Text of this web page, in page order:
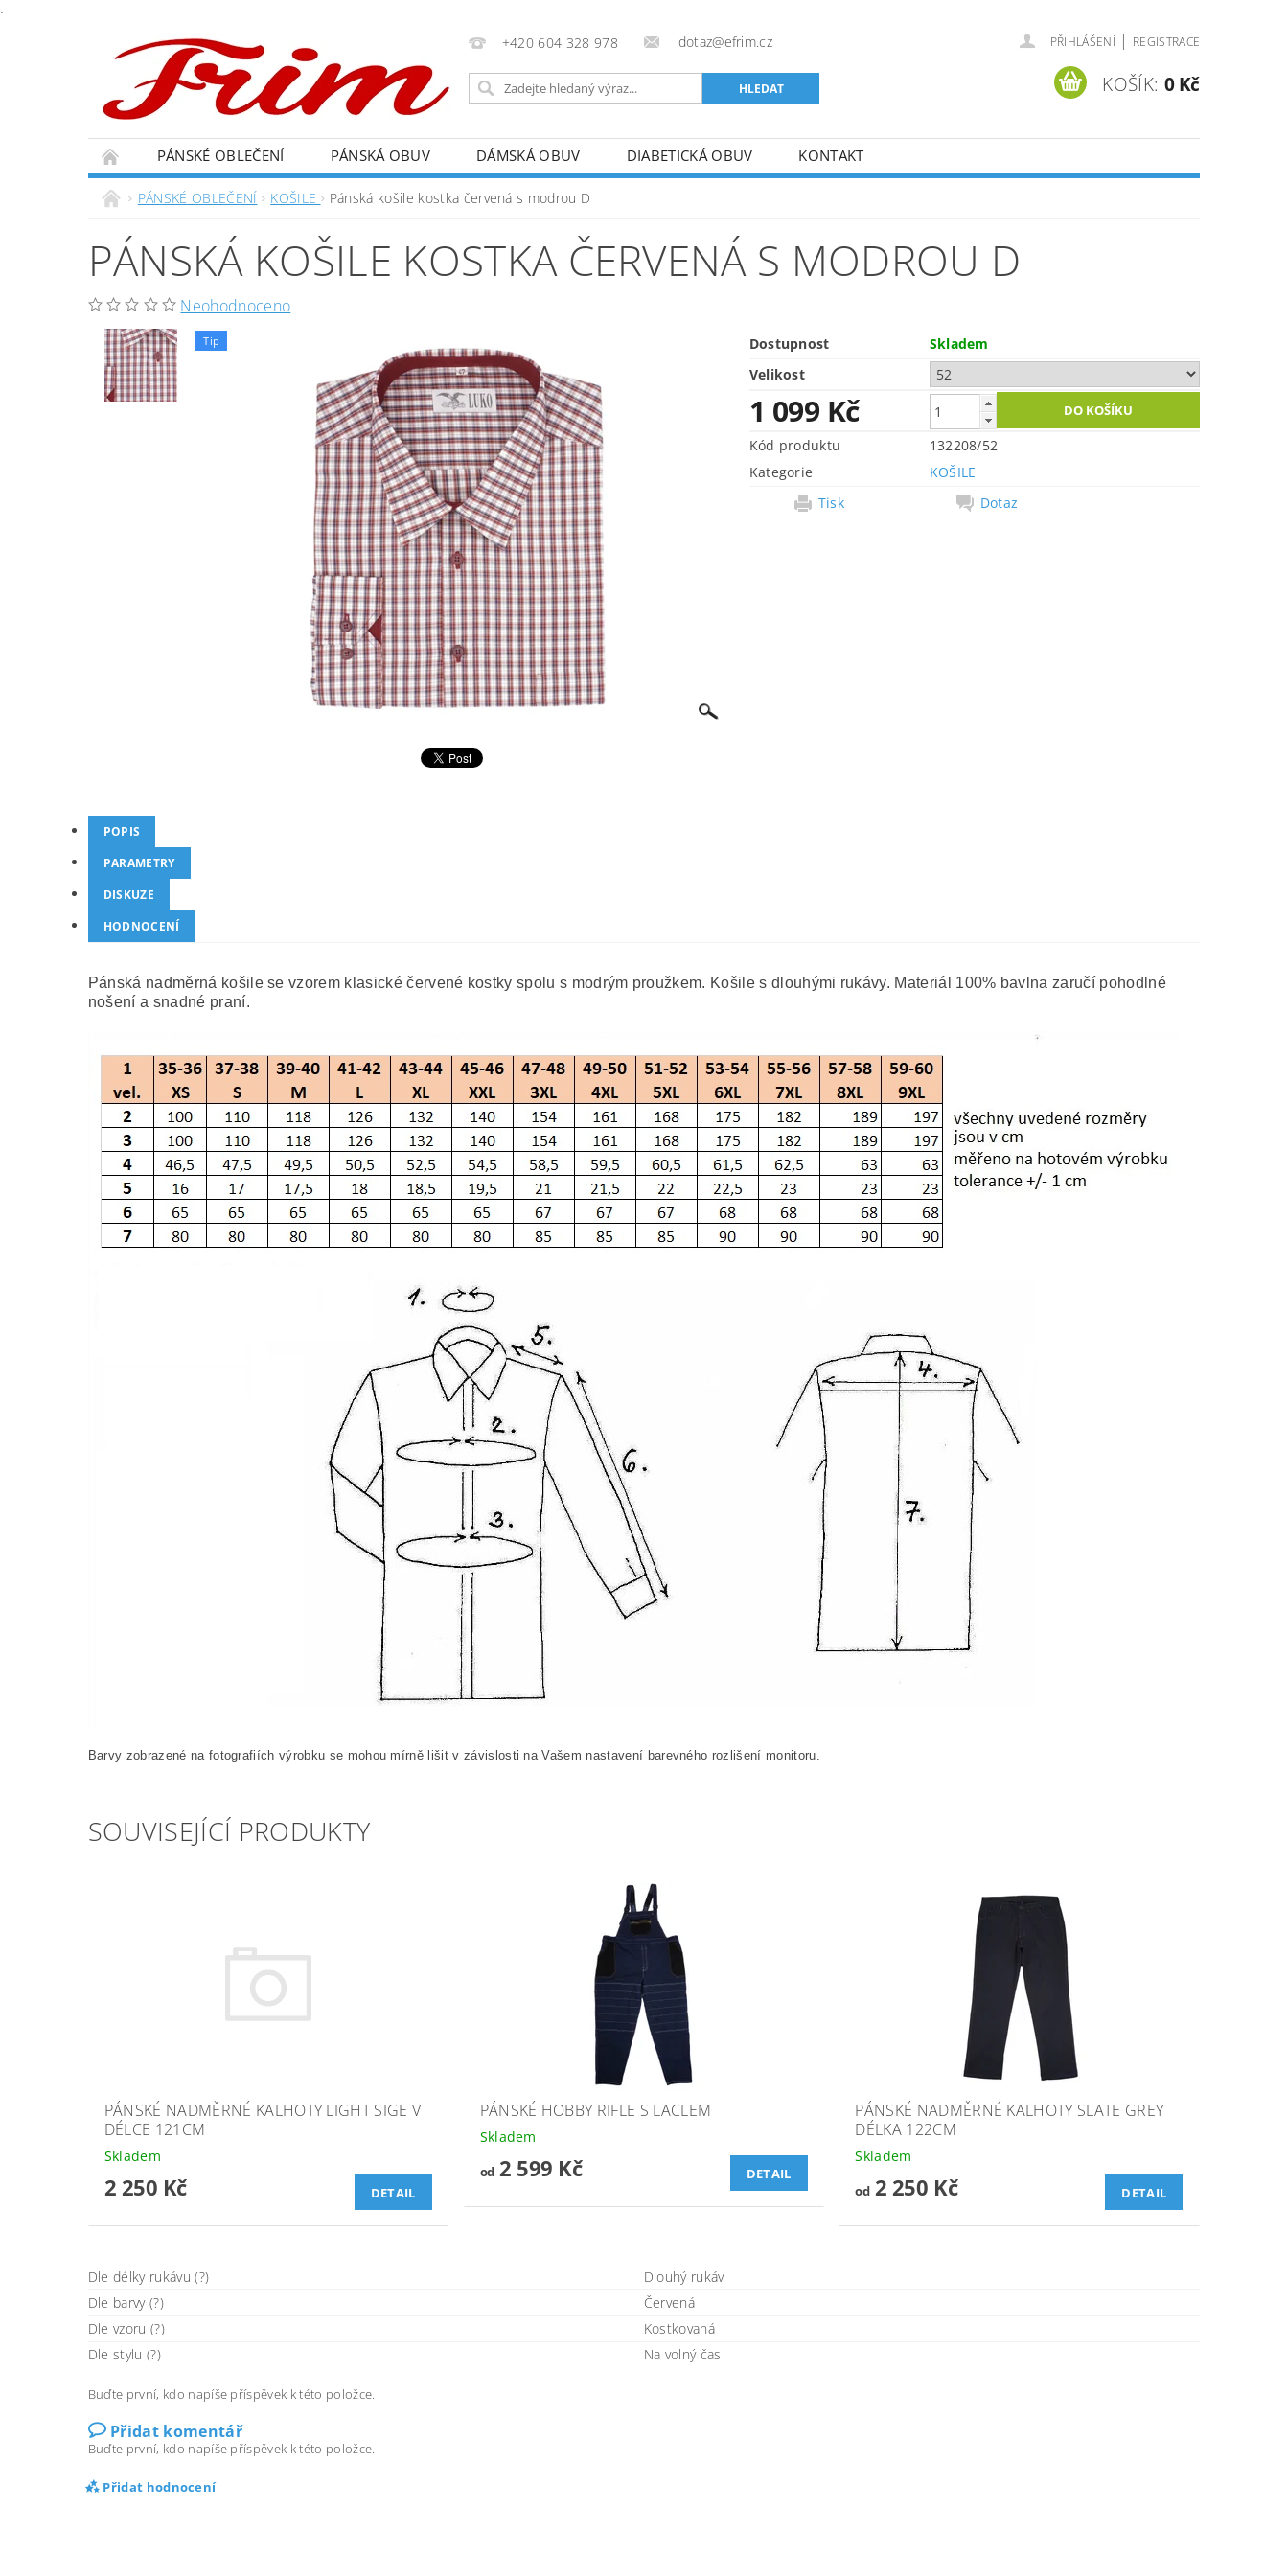
.
+420 604 328 978 dotaz@efrim.cz PŘIHLÁŠENÍ | REGISTRACE
KOŠÍK: 0 Kč
PÁNSKÉ OBLEČENÍ PÁNSKÁ OBUV DÁMSKÁ OBUV DIABETICKÁ OBUV KONTAKT
PÁNSKÉ OBLEČENÍ KOŠILE Pánská košile kostka červená s modrou D
PÁNSKÁ KOŠILE KOSTKA ČERVENÁ S MODROU D
Neohodnoceno
Tip Dostupnost
Skladem
Velikost
1 099 Kč
Kód produktu
132208/52
Kategorie
KOŠILE
Tisk
Dotaz
POPIS
PARAMETRY
DISKUZE
HODNOCENÍ
Pánská nadměrná košile se vzorem klasické červené kostky spolu s modrým proužkem. Košile s dlouhými rukávy. Materiál 100% bavlna zaručí pohodlné
nošení a snadné praní.
Barvy zobrazené na fotografiích výrobku se mohou mírně lišit v závislosti na Vašem nastavení barevného rozlišení monitoru.
SOUVISEJÍCÍ PRODUKTY
PÁNSKÉ NADMĚRNÉ KALHOTY LIGHT SIGE V
DÉLCE 121CM
Skladem
2 250 Kč DETAIL
PÁNSKÉ HOBBY RIFLE S LACLEM
Skladem
od2 599 Kč DETAIL
PÁNSKÉ NADMĚRNÉ KALHOTY SLATE GREY
DÉLKA 122CM
Skladem
od2 250 Kč DETAIL
Dle délky rukávu (?)
Dlouhý rukáv
Dle barvy (?)
Červená
Dle vzoru (?)
Kostkovaná
Dle stylu (?)
Na volný čas
Buďte první, kdo napíše příspěvek k této položce.
Přidat komentář
Buďte první, kdo napíše příspěvek k této položce.
Přidat hodnocení